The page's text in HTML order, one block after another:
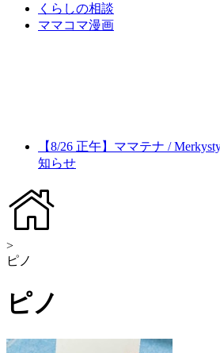
くらしの相談
ママコマ漫画
【8/26 正午】ママテナ /
知らせ
>
ピノ
ピノ